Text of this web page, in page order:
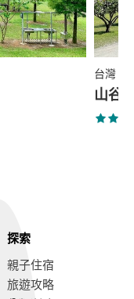
台灣 ·
山谷
探索
親子住宿
旅遊攻略